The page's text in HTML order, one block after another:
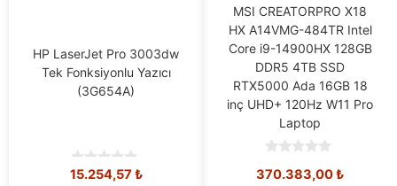
HP LaserJet Pro 3003dw
Tek Fonksiyonlu Yazıcı
(3G654A)
0
15.254,57 ₺
MSI CREATORPRO X18
HX A14VMG-484TR Intel
Core i9-14900HX 128GB
DDR5 4TB SSD
RTX5000 Ada 16GB 18
inç UHD+ 120Hz W11 Pro
Laptop
o
370.383,00₺